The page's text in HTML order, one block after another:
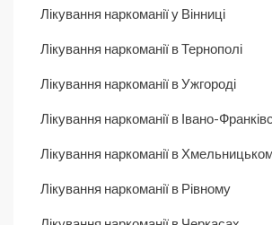
Лікування наркоманії у Вінниці
Лікування наркоманії в Тернополі
Лікування наркоманії в Ужгороді
Лікування наркоманії в Івано-
Лікування наркоманії в
Лікування наркоманії в Рівному